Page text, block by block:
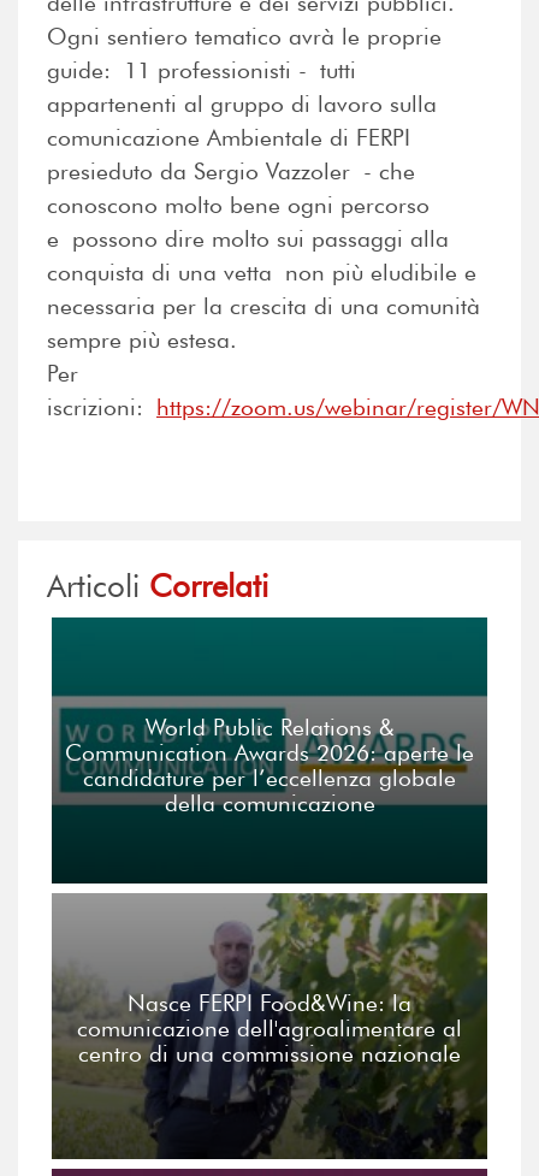
Ogni sentiero tematico avrà le proprie
guide: 11 professionisti - tutti
appartenenti al gruppo di lavoro sulla
comunicazione Ambientale di FERPI
presieduto da Sergio Vazzoler - che
conoscono molto bene ogni percorso
e possono dire molto sui passaggi alla
conquista di una vetta non più eludibile e
necessaria per la crescita di una comunità
sempre più estesa.
Per
iscrizioni: https://zoom.us/webinar/register/
Articoli Correlati
World Public Relations &
Communication Awards 2026: aperte le
candidature per l’eccellenza globale
della comunicazione
Nasce FERPI Food&Wine: la
comunicazione dell'agroalimentare al
centro di una commissione nazionale